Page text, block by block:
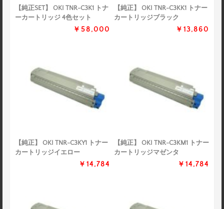
【純正SET】 OKI TNR-C3K1 トナ
ーカートリッジ 4色セット
￥58,000
【純正】 OKI TNR-C3KK1 トナー
カートリッジブラック
￥13,860
【純正】 OKI TNR-C3KY1 トナー
カートリッジイエロー
￥14,784
【純正】 OKI TNR-C3KM1 トナー
カートリッジマゼンタ
￥14,784